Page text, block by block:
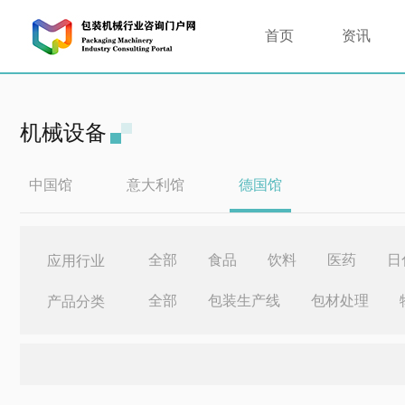
首页 资讯
机械设备
中国馆 意大利馆 德国馆
应用行业 全部 食品 饮料 医药
产品分类 全部 包装生产线 包材处理